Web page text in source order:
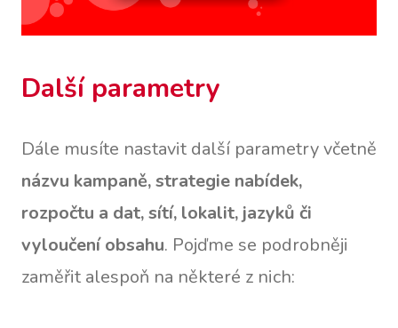
Další parametry
Dále musíte nastavit další parametry včetně
názvu kampaně, strategie nabídek,
rozpočtu a dat, sítí, lokalit, jazyků či
vyloučení obsahu. Pojďme se podrobněji
zaměřit alespoň na některé z nich: